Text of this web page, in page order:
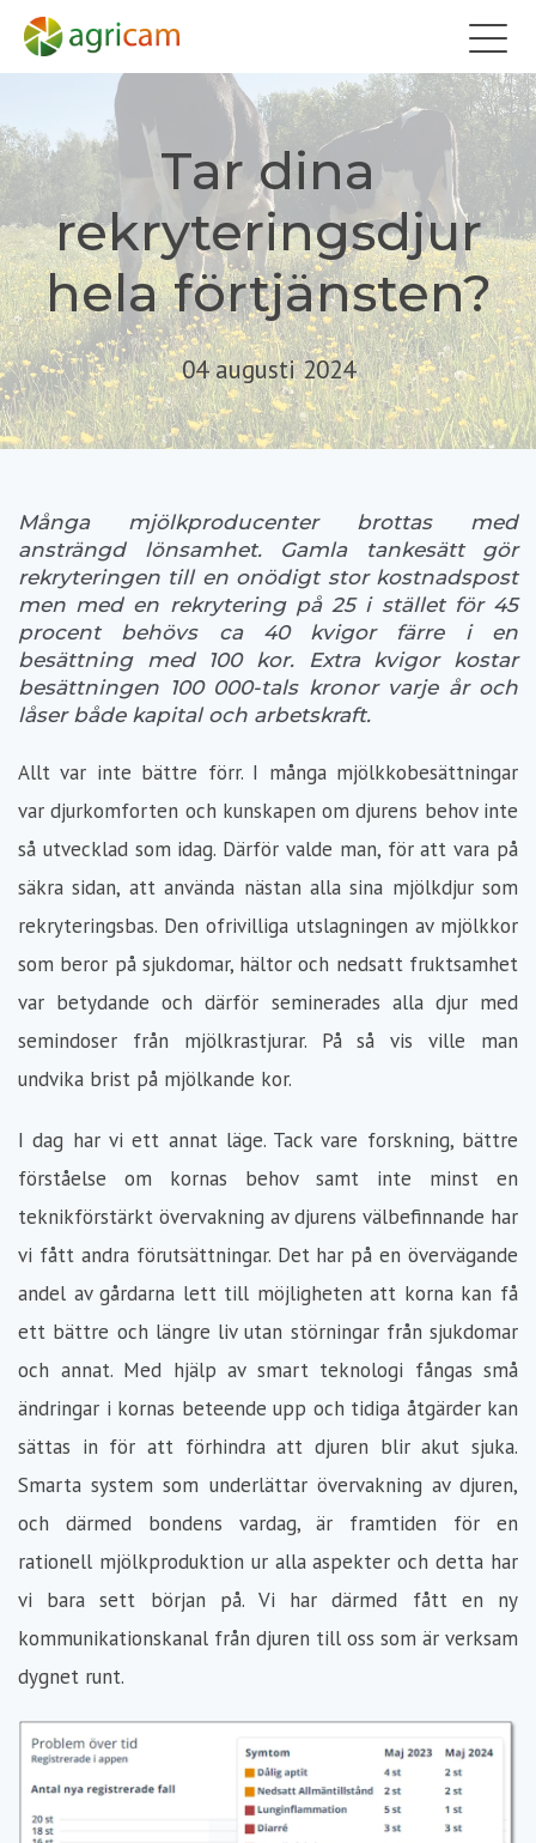
Tar dina
rekryteringsdjur
hela förtjänsten?
04 augusti 2024
Många mjölkproducenter brottas med
ansträngd lönsamhet. Gamla tankesätt gör
rekryteringen till en onödigt stor kostnadspost
men med en rekrytering på 25 i stället för 45
procent behövs ca 40 kvigor färre i en
besättning med 100 kor. Extra kvigor kostar
besättningen 100 000-tals kronor varje år och
låser både kapital och arbetskraft.
Allt var inte bättre förr. I många mjölkkobesättningar
var djurkomforten och kunskapen om djurens behov inte
så utvecklad som idag. Därför valde man, för att vara på
säkra sidan, att använda nästan alla sina mjölkdjur som
rekryteringsbas. Den ofrivilliga utslagningen av mjölkkor
som beror på sjukdomar, hältor och nedsatt fruktsamhet
var betydande och därför seminerades alla djur med
semindoser från mjölkrastjurar. På så vis ville man
undvika brist på mjölkande kor.
I dag har vi ett annat läge. Tack vare forskning, bättre
förståelse om kornas behov samt inte minst en
teknikförstärkt övervakning av djurens välbefinnande har
vi fått andra förutsättningar. Det har på en övervägande
andel av gårdarna lett till möjligheten att korna kan få
ett bättre och längre liv utan störningar från sjukdomar
och annat. Med hjälp av smart teknologi fångas små
ändringar i kornas beteende upp och tidiga åtgärder kan
sättas in för att förhindra att djuren blir akut sjuka.
Smarta system som underlättar övervakning av djuren,
och därmed bondens vardag, är framtiden för en
rationell mjölkproduktion ur alla aspekter och detta har
vi bara sett början på. Vi har därmed fått en ny
kommunikationskanal från djuren till oss som är verksam
dygnet runt.